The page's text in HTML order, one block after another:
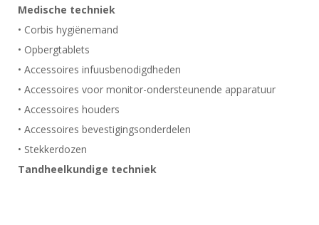
Medische techniek
• Corbis hygiënemand
• Opbergtablets
• Accessoires infuusbenodigdheden
• Accessoires voor monitor-ondersteunende apparatuur
• Accessoires houders
• Accessoires bevestigingsonderdelen
• Stekkerdozen
Tandheelkundige techniek